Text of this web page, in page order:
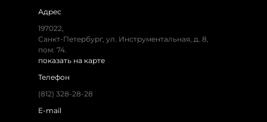
Адрес
197022,
Санкт-Петербург, ул. Инструментальная, д. 8,
пом. 74.
показать на карте
Телефон
(812) 328-28-28
E-mail